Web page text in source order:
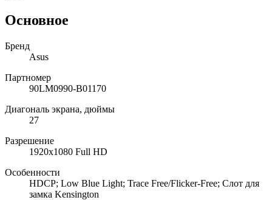
Основное
Бренд
Asus
Партномер
90LM0990-B01170
Диагональ экрана, дюймы
27
Разрешение
1920x1080 Full HD
Особенности
HDCP; Low Blue Light; Trace Free/Flicker-Free; Слот для
замка Kensington